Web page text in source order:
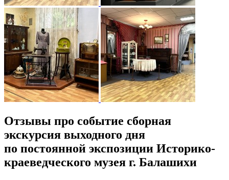
Отзывы про событие сборная
экскурсия выходного дня
по постоянной экспозиции Историко-
краеведческого музея г. Балашихи